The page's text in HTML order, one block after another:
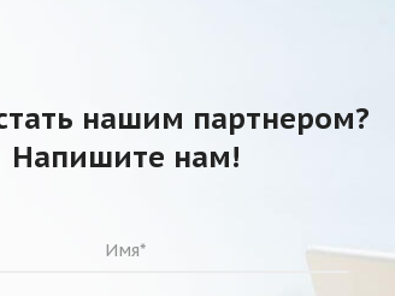
нашим партнером?
Напишите нам!